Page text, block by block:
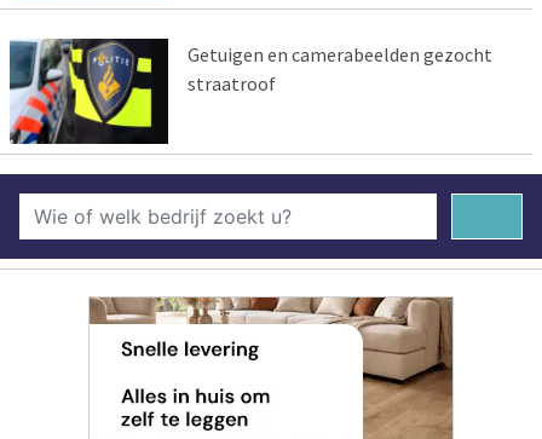
Getuigen en camerabeelden gezocht
straatroof